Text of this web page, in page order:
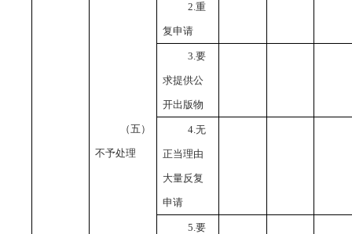
（五）
不予处理
2.重
复申请
3.要
求提供公
开出版物
4.无
正当理由
大量反复
申请
5.要